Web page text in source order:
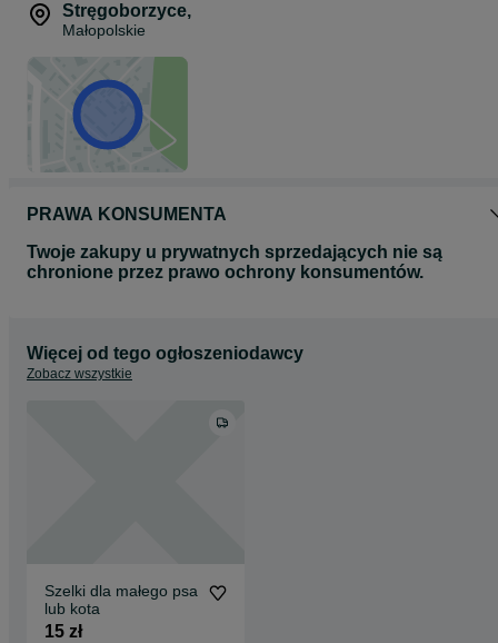
Stręgoborzyce,
Małopolskie
PRAWA KONSUMENTA
Twoje zakupy u prywatnych sprzedających nie są
chronione przez prawo ochrony konsumentów.
Więcej od tego ogłoszeniodawcy
Zobacz wszystkie
Szelki dla małego psa
lub kota
15 zł